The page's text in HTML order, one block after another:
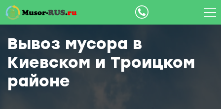
Вывоз мусора в
Киевском и Троицком
районе